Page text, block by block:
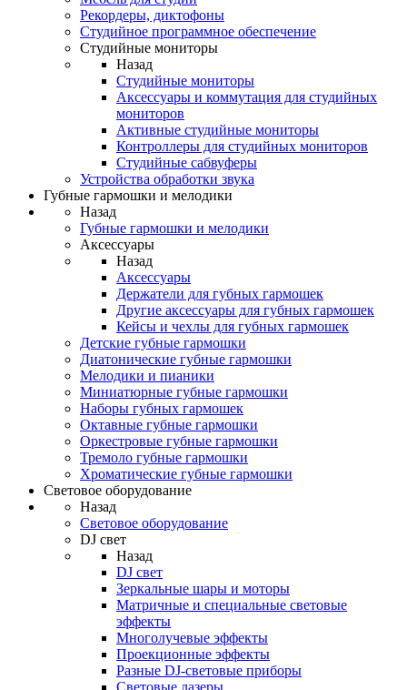
Рекордеры, диктофоны
Студийное программное обеспечение
Студийные мониторы
Назад
Студийные мониторы
Аксессуары и коммутация для студийных
мониторов
Активные студийные мониторы
Контроллеры для студийных мониторов
Студийные сабвуферы
Устройства обработки звука
Губные гармошки и мелодики
Назад
Губные гармошки и мелодики
Аксессуары
Назад
Аксессуары
Держатели для губных гармошек
Другие аксессуары для губных гармошек
Кейсы и чехлы для губных гармошек
Детские губные гармошки
Диатонические губные гармошки
Мелодики и пианики
Миниатюрные губные гармошки
Наборы губных гармошек
Октавные губные гармошки
Оркестровые губные гармошки
Тремоло губные гармошки
Хроматические губные гармошки
Световое оборудование
Назад
Световое оборудование
DJ свет
Назад
DJ свет
Зеркальные шары и моторы
Матричные и специальные световые
эффекты
Многолучевые эффекты
Проекционные эффекты
Разные DJ-световые приборы
Световые лазеры